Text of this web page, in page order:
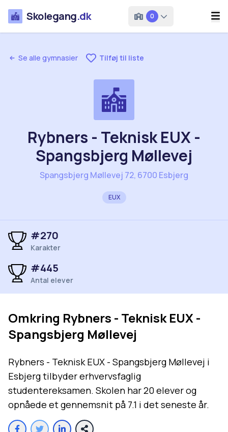
Skolegang.dk 0
Se alle gymnasier Tilføj til liste
Rybners - Teknisk EUX -
Spangsbjerg Møllevej
Spangsbjerg Møllevej 72, 6700 Esbjerg
EUX
#270
Karakter
#445
Antal elever
Omkring Rybners - Teknisk EUX -
Spangsbjerg Møllevej
Rybners - Teknisk EUX - Spangsbjerg Møllevej i
Esbjerg tilbyder erhvervsfaglig
studentereksamen. Skolen har 20 elever og
opnåede et gennemsnit på 7.1 i det seneste år.